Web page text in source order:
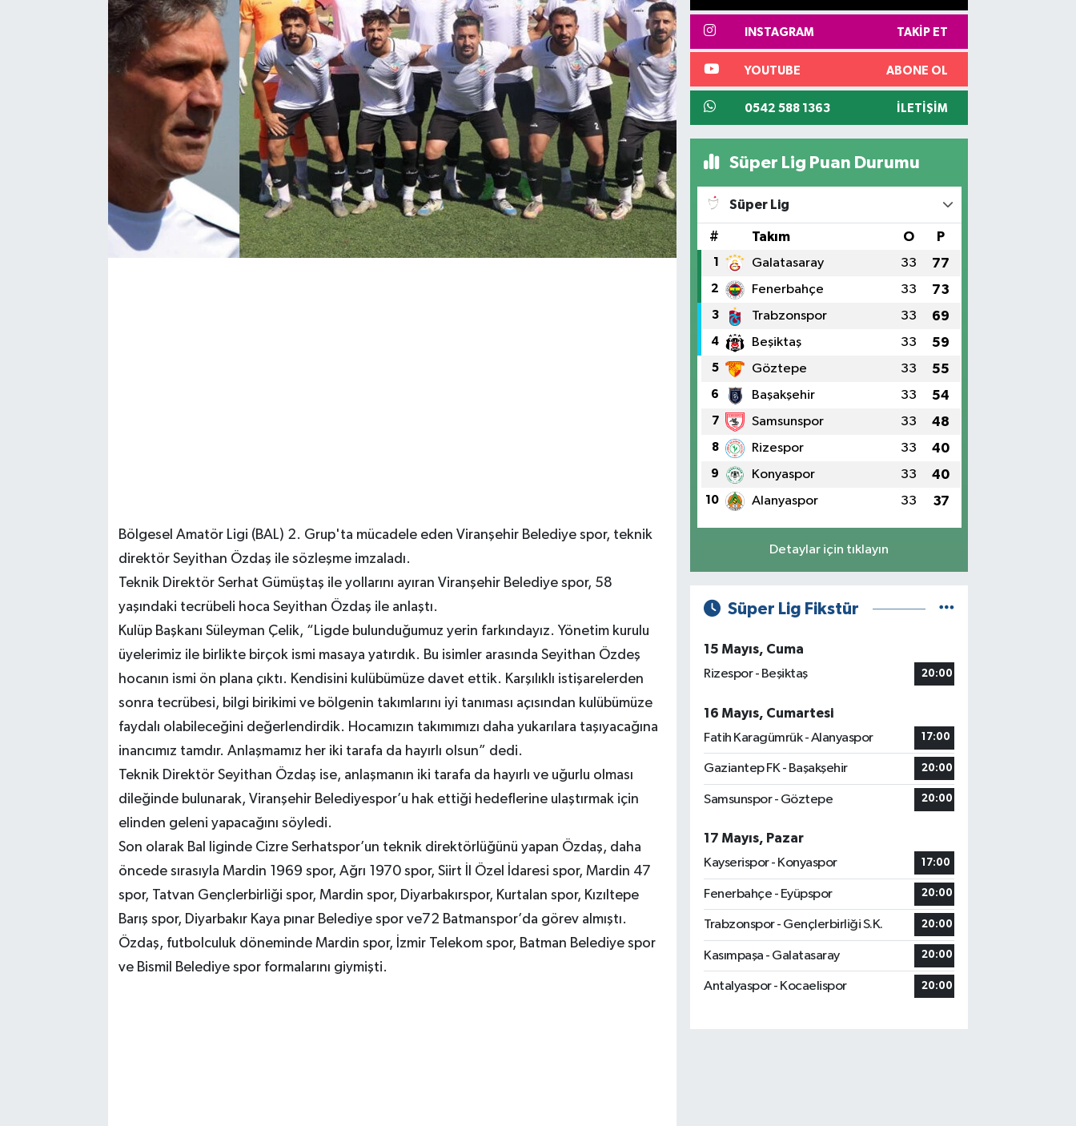
Bölgesel Amatör Ligi (BAL) 2. Grup'ta mücadele eden Viranşehir Belediye spor, teknik
direktör Seyithan Özdaş ile sözleşme imzaladı.
Teknik Direktör Serhat Gümüştaş ile yollarını ayıran Viranşehir Belediye spor, 58
yaşındaki tecrübeli hoca Seyithan Özdaş ile anlaştı.
Kulüp Başkanı Süleyman Çelik, “Ligde bulunduğumuz yerin farkındayız. Yönetim kurulu
üyelerimiz ile birlikte birçok ismi masaya yatırdık. Bu isimler arasında Seyithan Özdeş
hocanın ismi ön plana çıktı. Kendisini kulübümüze davet ettik. Karşılıklı istişarelerden
sonra tecrübesi, bilgi birikimi ve bölgenin takımlarını iyi tanıması açısından kulübümüze
faydalı olabileceğini değerlendirdik. Hocamızın takımımızı daha yukarılara taşıyacağına
inancımız tamdır. Anlaşmamız her iki tarafa da hayırlı olsun” dedi.
Teknik Direktör Seyithan Özdaş ise, anlaşmanın iki tarafa da hayırlı ve uğurlu olması
dileğinde bulunarak, Viranşehir Belediyespor’u hak ettiği hedeflerine ulaştırmak için
elinden geleni yapacağını söyledi.
Son olarak Bal liginde Cizre Serhatspor’un teknik direktörlüğünü yapan Özdaş, daha
öncede sırasıyla Mardin 1969 spor, Ağrı 1970 spor, Siirt İl Özel İdaresi spor, Mardin 47
spor, Tatvan Gençlerbirliği spor, Mardin spor, Diyarbakırspor, Kurtalan spor, Kızıltepe
Barış spor, Diyarbakır Kaya pınar Belediye spor ve72 Batmanspor’da görev almıştı.
Özdaş, futbolculuk döneminde Mardin spor, İzmir Telekom spor, Batman Belediye spor
ve Bismil Belediye spor formalarını giymişti.
INSTAGRAM TAKIP ET
YOUTUBE ABONE OL
0542 588 1363 İLETIŞIM
Süper Lig Puan Durumu
Süper Lig
# Takım O P
1 Galatasaray 33 77
2 Fenerbahçe 33 73
3 Trabzonspor 33 69
4 Beşiktaş 33 59
5 Göztepe 33 55
6 Başakşehir 33 54
7 Samsunspor 33 48
8 Rizespor 33 40
9 Konyaspor 33 40
10 Alanyaspor 33 37
Detaylar için tıklayın
Süper Lig Fikstür
15 Mayıs, Cuma
Rizespor - Beşiktaş
20:00
16 Mayıs, Cumartesi
Fatih Karagümrük - Alanyaspor
17:00
Gaziantep FK - Başakşehir 20:00
Samsunspor - Göztepe 20:00
17 Mayıs, Pazar
Kayserispor - Konyaspor
17:00
Fenerbahçe - Eyüpspor 20:00
Trabzonspor - Gençlerbirliği S.K. 20:00
Kasımpaşa - Galatasaray 20:00
Antalyaspor - Kocaelispor 20:00